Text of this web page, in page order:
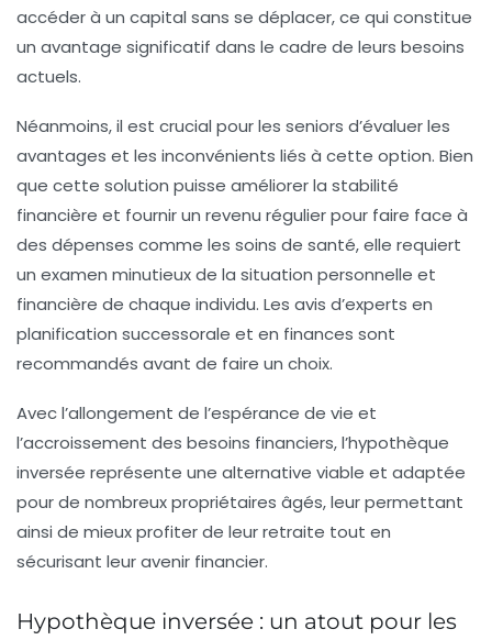
accéder à un capital sans se déplacer, ce qui constitue
un avantage significatif dans le cadre de leurs besoins
actuels.
Néanmoins, il est crucial pour les seniors d’évaluer les
avantages et les inconvénients liés à cette option. Bien
que cette solution puisse améliorer la stabilité
financière et fournir un revenu régulierpour faire face à
des dépenses comme les soins de santé, elle requiert
un examen minutieux de la situation personnelle et
financière de chaque individu. Les avis d’experts en
planification successorale et en finances sont
recommandés avant de faire un choix.
Avec l’allongement de l’espérance de vie et
l’accroissement des besoins financiers, l’hypothèque
inversée représente une alternative viable et adaptée
pour de nombreux propriétaires âgés, leur permettant
ainsi de mieux profiter de leur retraite tout en
sécurisant leur avenir financier.
Hypothèque inversée : un atout pour les